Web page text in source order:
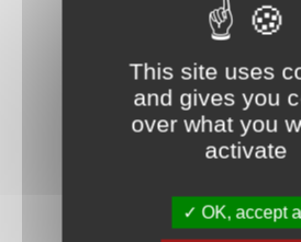
Recherche par mots-clés
Filtrer
Réinitialiser les filtres
This site uses
and gives you
over what you
activate
OK, accept